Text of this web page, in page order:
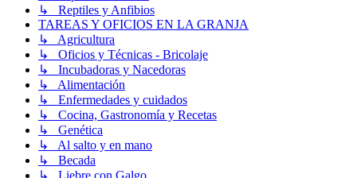
↳ Reptiles y Anfibios
TAREAS Y OFICIOS EN LA GRANJA
↳ Agricultura
↳ Oficios y Técnicas - Bricolaje
↳ Incubadoras y Nacedoras
↳ Alimentación
↳ Enfermedades y cuidados
↳ Cocina, Gastronomía y Recetas
↳ Genética
↳ Al salto y en mano
↳ Becada